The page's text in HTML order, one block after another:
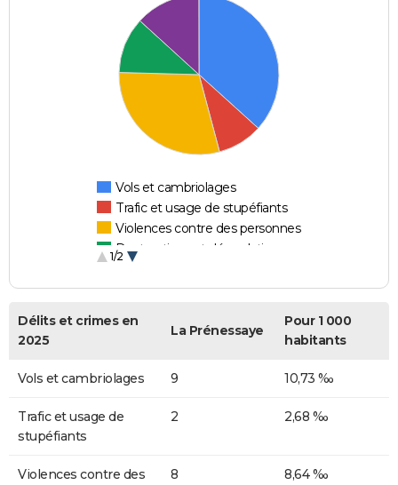
Vols et cambriolages
Trafic et usage de stupéfiants
Violences contre des personnes
Destructions et dégradations
1/2
Délits et crimes en
2025
La Prénessaye
Pour 1 000
habitants
Vols et cambriolages 9 10,73 ‰
Trafic et usage de
stupéfiants
2 2,68 ‰
Violences contre des
8 8,64 ‰